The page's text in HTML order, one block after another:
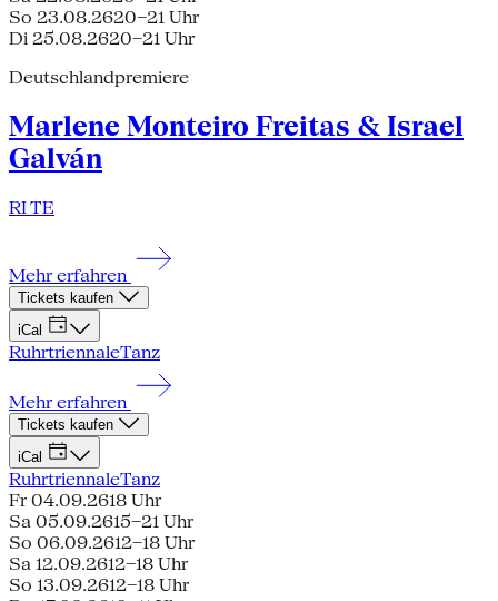
So 23.08.2620–21 Uhr
Di 25.08.2620–21 Uhr
Deutschlandpremiere
Marlene Monteiro Freitas & Israel
Galván
RI TE
Mehr erfahren
Tickets kaufen
iCal
RuhrtriennaleTanz
Mehr erfahren
Tickets kaufen
iCal
RuhrtriennaleTanz
Fr 04.09.2618 Uhr
Sa 05.09.2615–21 Uhr
So 06.09.2612–18 Uhr
Sa 12.09.2612–18 Uhr
So 13.09.2612–18 Uhr